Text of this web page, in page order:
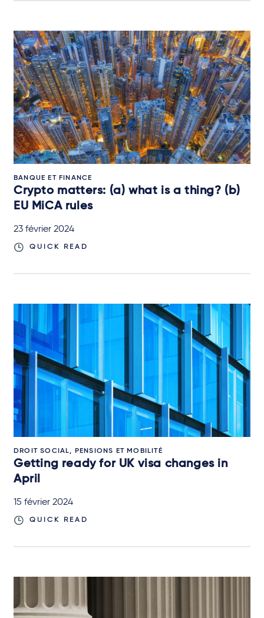
BANQUE ET FINANCE
Crypto matters: (a) what is a thing? (b)
EU MiCA rules
23 février 2024
QUICK READ
DROIT SOCIAL, PENSIONS ET MOBILITÉ
Getting ready for UK visa changes in
April
15 février 2024
QUICK READ